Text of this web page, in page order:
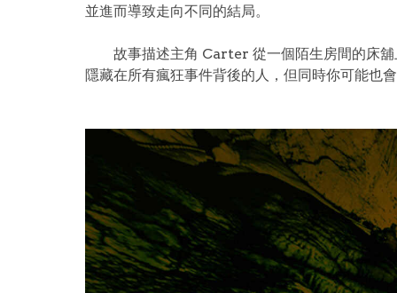
並進而導致走向不同的結局。
故事描述主角 Carter 從一個陌生房間的床舖
隱藏在所有瘋狂事件背後的人，但同時你可能也